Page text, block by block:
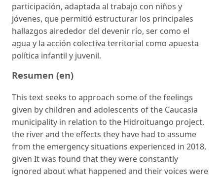
participación, adaptada al trabajo con niños y
jóvenes, que permitió estructurar los principales
hallazgos alrededor del devenir río, ser como el
agua y la acción colectiva territo­rial como apuesta
política infantil y juvenil.
Resumen (en)
This text seeks to approach some of the feelings
given by children and adolescents of the Caucasia
municipality in relation to the Hidroituango project,
the river and the effects they have had to assume
from the emer­gency situations experienced in 2018,
given It was found that they were constantly
ignored about what happened and their voices were